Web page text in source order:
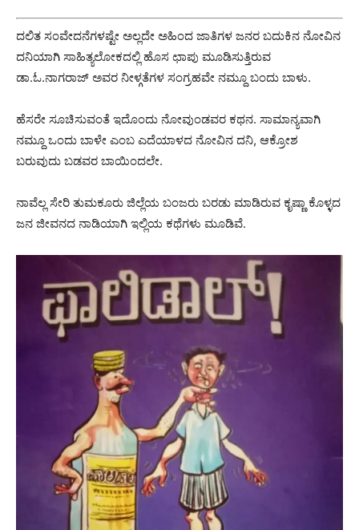
ದಲಿತ ಸಂವೇದನೆಗಳಷ್ಟೇ ಅಲ್ಲದೇ ಅಹಿಂದ‌ ಜಾತಿಗಳ ಜನರ ಬದುಕಿನ ನೋವಿನ
ದನಿಯಾಗಿ ಸಾಹಿತ್ಯಲೋಕದಲ್ಲಿ ಹೊಸ ಛಾಪು ಮೂಡಿಸುತ್ತಿರುವ
ಡಾ.ಓ.ನಾಗರಾಜ್ ಅವರ ನೀಳ್ಗತೆಗಳ ಸಂಗ್ರಹವೇ ನಮ್ದೂ ಬಂದು ಬಾಳು.
ಹೆಸರೇ ಸೂಚಿಸುವಂತೆ ಇದೊಂದು ನೋವುಂಡವರ ಕಥನ. ಸಾಮಾನ್ಯವಾಗಿ
ನಮ್ದೂ ಒಂದು ಬಾಳೇ ಎಂಬ ಎದೆಯಾಳದ ನೋವಿನ ದನಿ, ಆಕ್ರೋಶ
ಬರುವುದು ಬಡವರ ಬಾಯಿಂದಲೇ.
ನಾವೆಲ್ಲ ಸೇರಿ ತುಮಕೂರು ಜಿಲ್ಲೆಯ ಬಂಜರು ಬರಡು ಮಾಡಿರುವ ಕೃಷ್ಣಾ ಕೊಳ್ಳದ
ಜನ ಜೀವನದ ನಾಡಿಯಾಗಿ ಇಲ್ಲಿಯ ಕಥೆಗಳು ಮೂಡಿವೆ.